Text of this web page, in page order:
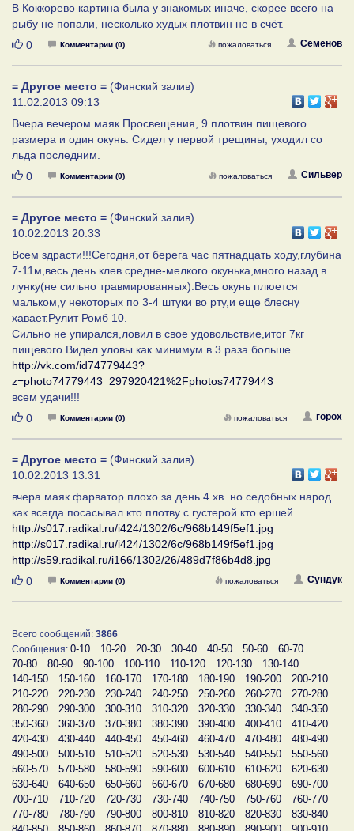
В Коккорево картина была у знакомых иначе, скорее всего на
рыбу не попали, несколько худых плотвин не в счёт.
Нравится
0 Комментарии (0) Семенов
пожаловаться
= Другое место = (Финский залив)
11.02.2013 09:13
Вчера вечером маяк Просвещения, 9 плотвин пищевого
размера и один окунь. Сидел у первой трещины, уходил со
льда последним.
Нравится
0 Комментарии (0) Сильвер
пожаловаться
= Другое место = (Финский залив)
10.02.2013 20:33
Всем здрасти!!!Сегодня,от берега час пятнадцать ходу,глубина
7-11м,весь день клев средне-мелкого окунька,много назад в
лунку(не сильно травмированных).Весь окунь плюется
мальком,у некоторых по 3-4 штуки во рту,и еще блесну
хавает.Рулит Ромб 10.
Сильно не упирался,ловил в свое удовольствие,итог 7кг
пищевого.Видел уловы как минимум в 3 раза больше.
http://vk.com/id74779443?
z=photo74779443_297920421%2Fphotos74779443
всем удачи!!!
Нравится
0 Комментарии (0) горох
пожаловаться
= Другое место = (Финский залив)
10.02.2013 13:31
вчера маяк фарватор плохо за день 4 хв. но седобных народ
как всегда посасывал кто плотву с густерой кто ершей
http://s017.radikal.ru/i424/1302/6c/968b149f5ef1.jpg
http://s017.radikal.ru/i424/1302/6c/968b149f5ef1.jpg
http://s59.radikal.ru/i166/1302/26/489d7f86b4d8.jpg
Нравится
0 Комментарии (0) Сундук
пожаловаться
Всего сообщений: 3866
Сообщения: 0-10 10-20 20-30 30-40 40-50 50-60
60-70
70-80
80-90 90-100 100-110 110-120 120-130
130-140
140-150
150-160 160-170 170-180 180-190 190-200
200-210
210-220
220-230 230-240 240-250 250-260 260-270
270-280
280-290
290-300 300-310 310-320 320-330 330-340
340-350
350-360
360-370 370-380 380-390 390-400 400-410
410-420
420-430
430-440 440-450 450-460 460-470 470-480
480-490
490-500
500-510 510-520 520-530 530-540 540-550
550-560
560-570
570-580 580-590 590-600 600-610 610-620
620-630
630-640
640-650 650-660 660-670 670-680 680-690
690-700
700-710
710-720 720-730 730-740 740-750 750-760
760-770
770-780
780-790 790-800 800-810 810-820 820-830
830-840